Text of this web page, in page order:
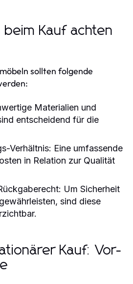
Kauf achten
sollten folgende
Materialien und
entscheidend für die
Verhältnis: Eine umfassende
in Relation zur Qualität
Um Sicherheit
sind diese
Kauf: Vor-